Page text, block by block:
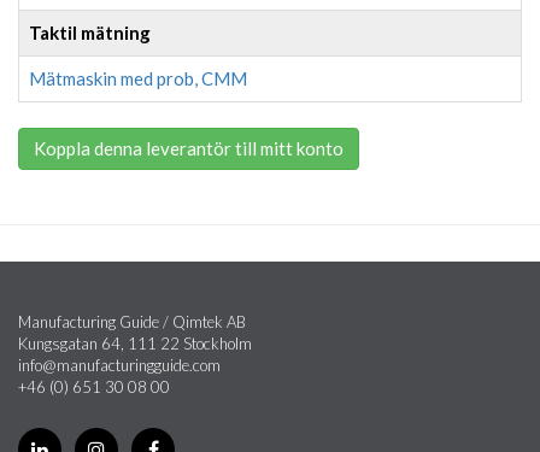
Taktil mätning
Mätmaskin med prob, CMM
Koppla denna leverantör till mitt konto
Manufacturing Guide / Qimtek AB
Kungsgatan 64, 111 22 Stockholm
info@manufacturingguide.com
+46 (0) 651 30 08 00